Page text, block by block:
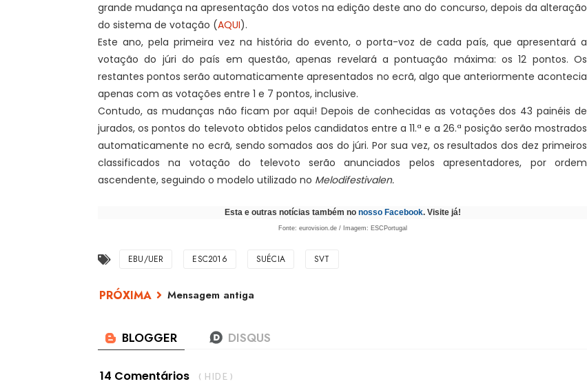
grande mudança na apresentação dos votos na edição deste ano do concurso, depois da alteração
do sistema de votação (AQUI).
Este ano, pela primeira vez na história do evento, o porta-voz de cada país, que apresentará a
votação do júri do país em questão, apenas revelará a pontuação máxima: os 12 pontos. Os
restantes pontos serão automaticamente apresentados no ecrã, algo que anteriormente acontecia
apenas com as votações entre 1 e 7 pontos, inclusive.
Contudo, as mudanças não ficam por aqui! Depois de conhecidas as votações dos 43 painéis de
jurados, os pontos do televoto obtidos pelos candidatos entre a 11.ª e a 26.ª posição serão mostrados
automaticamente no ecrã, sendo somados aos do júri. Por sua vez, os resultados dos dez primeiros
classificados na votação do televoto serão anunciados pelos apresentadores, por ordem
ascendente, seguindo o modelo utilizado no Melodifestivalen.
Esta e outras notícias também no nosso Facebook. Visite já!
Fonte: eurovision.de / Imagem: ESCPortugal
EBU/UER ESC2016 SUÉCIA SVT
Mensagem antiga
14 Comentários ( HIDE )